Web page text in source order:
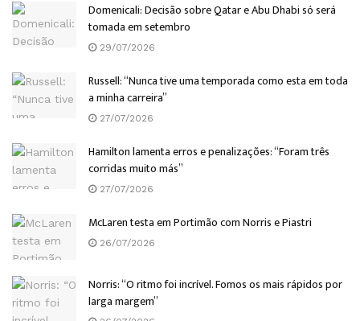
Domenicali: Decisão sobre Qatar e Abu Dhabi só será
tomada em setembro
29/07/2026
Russell: “Nunca tive uma temporada como esta em toda
a minha carreira”
27/07/2026
Hamilton lamenta erros e penalizações: “Foram três
corridas muito más”
27/07/2026
McLaren testa em Portimão com Norris e Piastri
26/07/2026
Norris: “O ritmo foi incrível. Fomos os mais rápidos por
larga margem”